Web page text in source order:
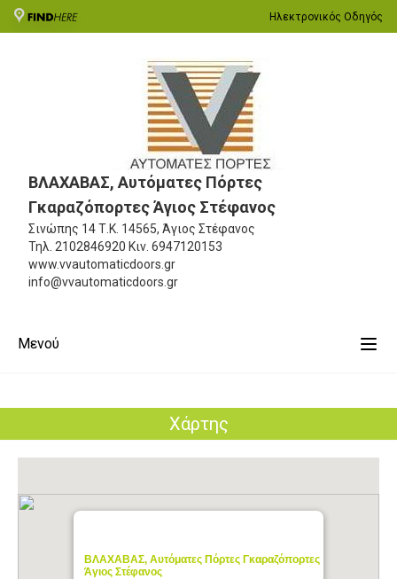
Ηλεκτρονικός Οδηγός
ΒΛΑΧΑΒΑΣ, Αυτόματες Πόρτες
Γκαραζόπορτες Άγιος Στέφανος
Σινώπης 14Τ.Κ. 14565, Άγιος Στέφανος
Τηλ. 2102846920 Κιν. 6947120153
www.vvautomaticdoors.gr
info@vvautomaticdoors.gr
Μενού
Χάρτης
ΒΛΑΧΑΒΑΣ, Αυτόματες Πόρτες Γκαραζόπορτες
Άγιος Στέφανος